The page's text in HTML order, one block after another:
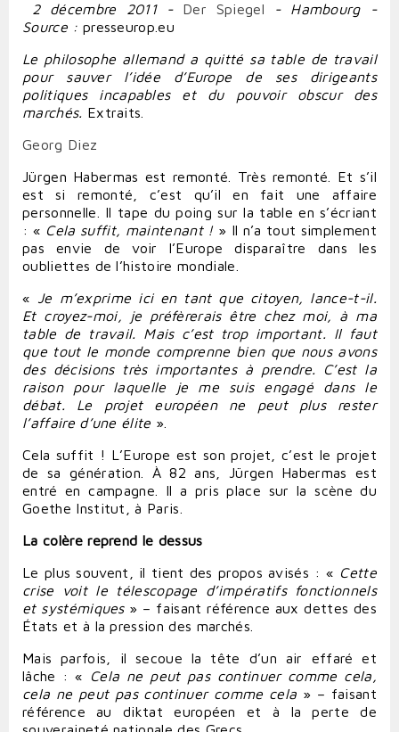
2 décembre 2011 - Der Spiegel - Hambourg -
Source : presseurop.eu
Le philosophe allemand a quitté sa table de travail
pour sauver l’idée d’Europe de ses dirigeants
politiques incapables et du pouvoir obscur des
marchés. Extraits.
Georg Diez
Jürgen Habermas est remonté. Très remonté. Et s’il
est si remonté, c’est qu’il en fait une affaire
personnelle. Il tape du poing sur la table en s’écriant
: « Cela suffit, maintenant !» Il n’a tout simplement
pas envie de voir l’Europe disparaître dans les
oubliettes de l’histoire mondiale.
« Je m’exprime ici en tant que citoyen, lance-t-il.
Et croyez-moi, je préfèrerais être chez moi, à ma
table de travail. Mais c’est trop important. Il faut
que tout le monde comprenne bien que nous avons
des décisions très importantes à prendre. C’est la
raison pour laquelle je me suis engagé dans le
débat. Le projet européen ne peut plus rester
l’affaire d’une élite ».
Cela suffit ! L’Europe est son projet, c’est le projet
de sa génération. À 82 ans, Jürgen Habermas est
entré en campagne. Il a pris place sur la scène du
Goethe Institut, à Paris.
La colère reprend le dessus
Le plus souvent, il tient des propos avisés : « Cette
crise voit le télescopage d’impératifs fonctionnels
et systémiques» – faisant référence aux dettes des
États et à la pression des marchés.
Mais parfois, il secoue la tête d’un air effaré et
lâche : «
Cela ne peut pas continuer comme cela,
cela ne peut pas continuer comme cela » – faisant
référence au diktat européen et à la perte de